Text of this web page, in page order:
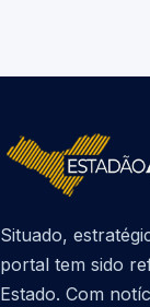
Situado,
portal tem sido
Estado. Com